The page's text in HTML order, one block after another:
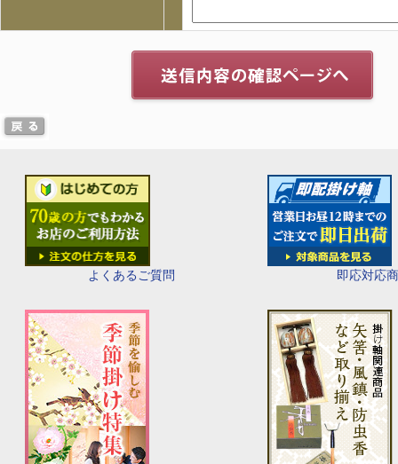
よくあるご質問 即応対応